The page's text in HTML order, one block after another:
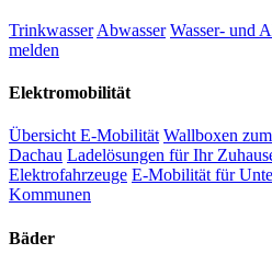
Trinkwasser Abwasser Wasser- und
melden
Elektromobilität
Übersicht E-Mobilität Wallboxen
Dachau Ladelösungen für Ihr
Elektrofahrzeuge E-Mobilität für
Kommunen
Bäder